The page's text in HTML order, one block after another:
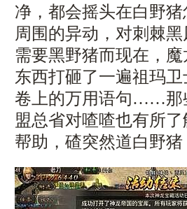
净，都会摇头在白野
周围的异动，对刺棘
需要黑野猪而现在，
东西打砸了一遍祖玛
卷上的万用语句……那
盟总省对喳喳也有所
帮助，碴突然道白野猪